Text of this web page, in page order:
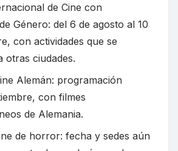
de Cine con
Género: del 6 de agosto al 10
con actividades que se
otras ciudades.
Alemán: programación
con filmes
de Alemania.
de horror: fecha y sedes aún